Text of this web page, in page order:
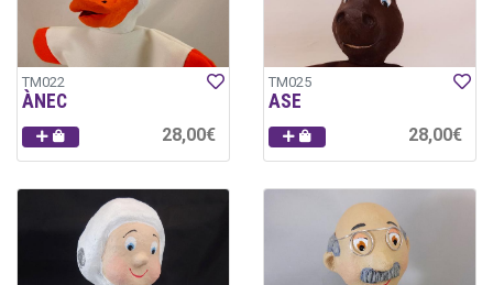
TM022
ÀNEC
28,00€
TM025
ASE
28,00€